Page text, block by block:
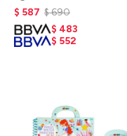
$ 587 $690
$ 483
$ 552